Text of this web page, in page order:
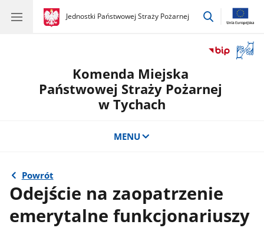
gov.pl
Jednostki Państwowej Straży Pożarnej
gov.pl
Jednostki
przejdź
okno
Komenda Miejska
Państwowej Straży Pożarnej
w Tychach
MENU
Powrót
Odejście na zaopatrzenie
emerytalne funkcjonariuszy